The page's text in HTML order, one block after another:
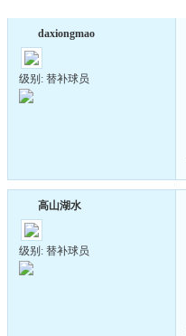
daxiongmao
级别: 替补球员
高山湖水
级别: 替补球员